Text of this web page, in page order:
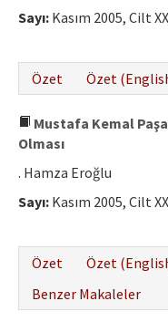
Sayı: Kasım 2005, Cilt
Özet
Özet
Mustafa Kemal
Olması
. Hamza Eroğlu
Sayı: Kasım 2005, Cilt
Özet
Özet
Benzer Makaleler